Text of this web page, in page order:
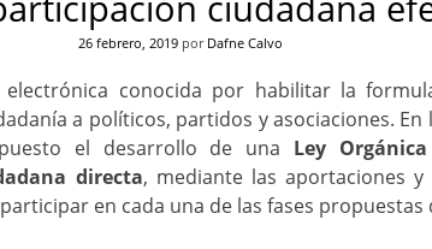
26 febrero, 2019 por Dafne Calvo
conocida por habilitar la
a políticos, partidos y asociaciones. En
el desarrollo de una Ley
directa, mediante las aportaciones
en cada una de las fases propuestas